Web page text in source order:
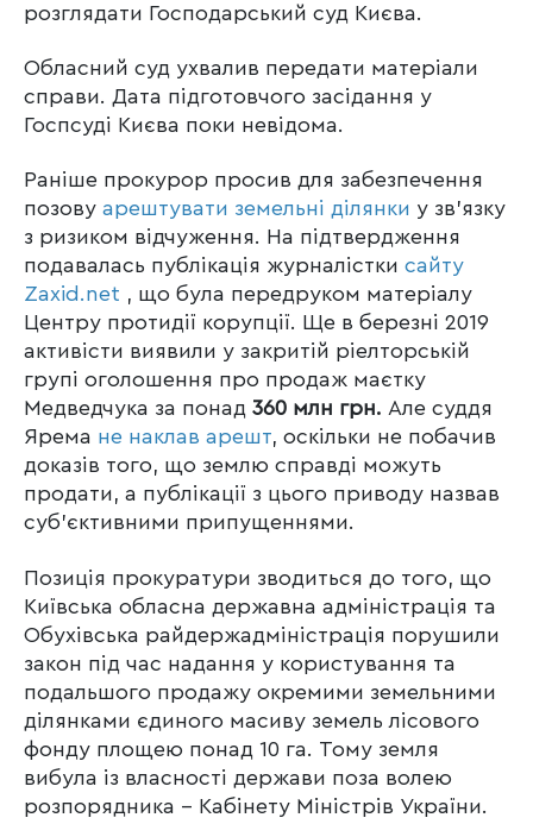
розглядати Господарський суд Києва.
Обласний суд ухвалив передати матеріали
справи. Дата підготовчого засідання у
Госпсуді Києва поки невідома.
Раніше прокурор просив для забезпечення
позову арештувати земельні ділянки у зв’язку
з ризиком відчуження. На підтвердження
подавалась публікація журналістки сайту
Zaxid.net , що була передруком матеріалу
Центру протидії корупції. Ще в березні 2019
активісти виявили у закритій ріелторській
групі оголошення про продаж маєтку
Медведчука за понад 360 млн грн. Але суддя
Ярема не наклав арешт, оскільки не побачив
доказів того, що землю справді можуть
продати, а публікації з цього приводу назвав
суб’єктивними припущеннями.
Позиція прокуратури зводиться до того, що
Київська обласна державна адміністрація та
Обухівська райдержадміністрація порушили
закон під час надання у користування та
подальшого продажу окремими земельними
ділянками єдиного масиву земель лісового
фонду площею понад 10 га. Тому земля
вибула із власності держави поза волею
розпорядника – Кабінету Міністрів України.